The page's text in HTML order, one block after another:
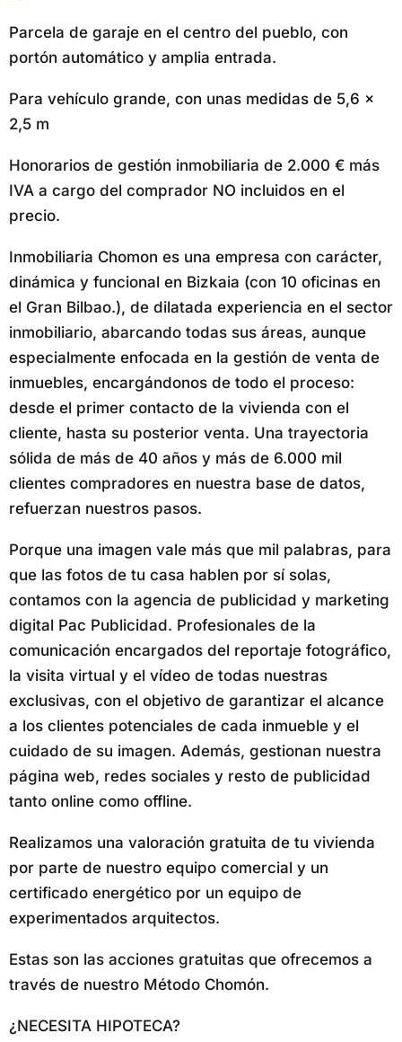
Parcela de garaje en el centro del pueblo, con
portón automático y amplia entrada.
Para vehículo grande, con unas medidas de 5,6 x
2,5 m
Honorarios de gestión inmobiliaria de 2.000 € más
IVA a cargo del comprador NO incluidos en el
precio.
Inmobiliaria Chomon es una empresa con carácter,
dinámica y funcional en Bizkaia (con 10 oficinas en
el Gran Bilbao.), de dilatada experiencia en el sector
inmobiliario, abarcando todas sus áreas, aunque
especialmente enfocada en la gestión de venta de
inmuebles, encargándonos de todo el proceso:
desde el primer contacto de la vivienda con el
cliente, hasta su posterior venta. Una trayectoria
sólida de más de 40 años y más de 6.000 mil
clientes compradores en nuestra base de datos,
refuerzan nuestros pasos.
Porque una imagen vale más que mil palabras, para
que las fotos de tu casa hablen por sí solas,
contamos con la agencia de publicidad y marketing
digital Pac Publicidad. Profesionales de la
comunicación encargados del reportaje fotográfico,
la visita virtual y el vídeo de todas nuestras
exclusivas, con el objetivo de garantizar el alcance
a los clientes potenciales de cada inmueble y el
cuidado de su imagen. Además, gestionan nuestra
página web, redes sociales y resto de publicidad
tanto online como offline.
Realizamos una valoración gratuita de tu vivienda
por parte de nuestro equipo comercial y un
certificado energético por un equipo de
experimentados arquitectos.
Estas son las acciones gratuitas que ofrecemos a
través de nuestro Método Chomón.
¿NECESITA HIPOTECA?